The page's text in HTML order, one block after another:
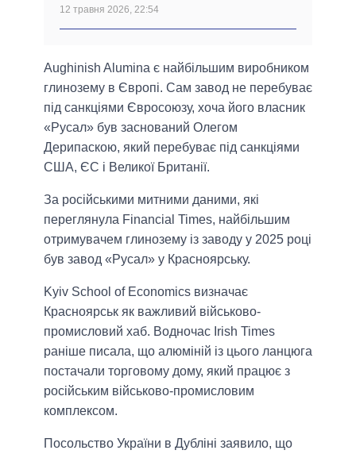
12 травня 2026, 22:54
Aughinish Alumina є найбільшим виробником
глинозему в Європі. Сам завод не перебуває
під санкціями Євросоюзу, хоча його власник
«Русал» був заснований Олегом
Дерипаскою, який перебуває під санкціями
США, ЄС і Великої Британії.
За російськими митними даними, які
переглянула Financial Times, найбільшим
отримувачем глинозему із заводу у 2025 році
був завод «Русал» у Красноярську.
Kyiv School of Economics визначає
Красноярськ як важливий військово-
промисловий хаб. Водночас Irish Times
раніше писала, що алюміній із цього ланцюга
постачали торговому дому, який працює з
російським військово-промисловим
комплексом.
Посольство України в Дубліні заявило, що